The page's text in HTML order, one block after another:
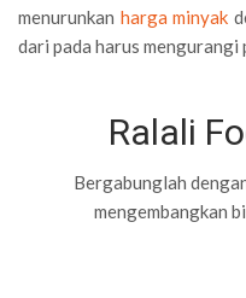
menurunkan harga minyak
dari pada harus mengurangi
Ralali
Bergabunglah
mengembangkan